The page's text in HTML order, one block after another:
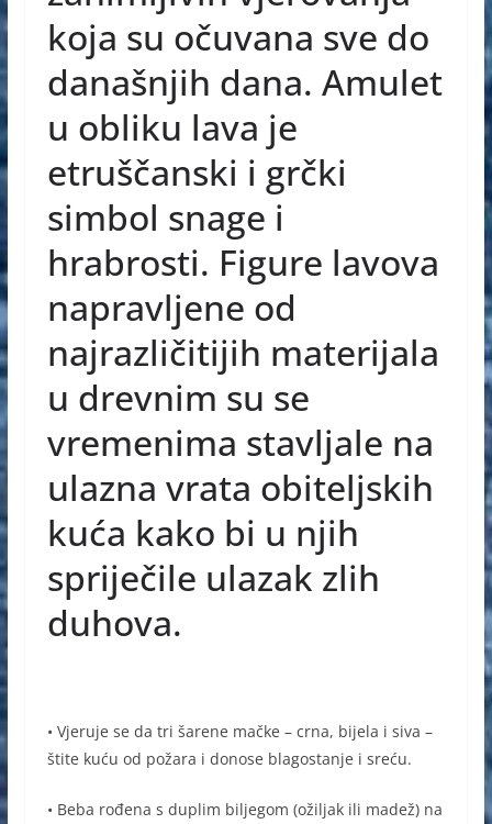
b
o
o
k
n
g
er
A
p
p
koja su očuvana sve do
današnjih dana. Amulet
u obliku lava je
etruščanski i grčki
simbol snage i
hrabrosti. Figure lavova
napravljene od
najrazličitijih materijala
u drevnim su se
vremenima stavljale na
ulazna vrata obiteljskih
kuća kako bi u njih
spriječile ulazak zlih
duhova.
• Vjeruje se da tri šarene mačke – crna, bijela i siva –
štite kuću od požara i donose blagostanje i sreću.
• Beba rođena s duplim biljegom (ožiljak ili madež) na